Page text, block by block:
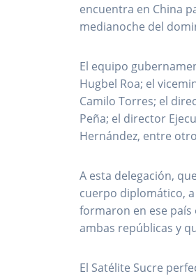
encuentra en China
medianoche del
El equipo
Hugbel Roa; el
Camilo Torres; el
Peña; el director
Hernández, entre
A esta delegación,
cuerpo diplomático,
formaron en ese país
ambas repúblicas y
El Satélite Sucre